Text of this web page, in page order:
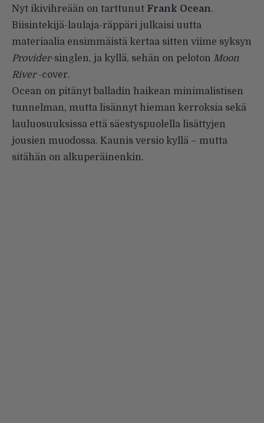
Nyt ikivihreään on tarttunut Frank Ocean.
Biisintekijä-laulaja-räppäri julkaisi uutta
materiaalia ensimmäistä kertaa sitten viime syksyn
Provider-singlen, ja kyllä, sehän on peloton Moon
River-cover.
Ocean on pitänyt balladin haikean minimalistisen
tunnelman, mutta lisännyt hieman kerroksia sekä
lauluosuuksissa että säestyspuolella lisättyjen
jousien muodossa. Kaunis versio kyllä – mutta
sitähän on alkuperäinenkin.